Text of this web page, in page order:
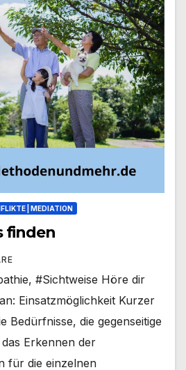
| MEDIATION
finden
#Sichtweise Höre dir
Einsatzmöglichkeit Kurzer
Bedürfnisse, die gegenseitige
Erkennen der
für die einzelnen